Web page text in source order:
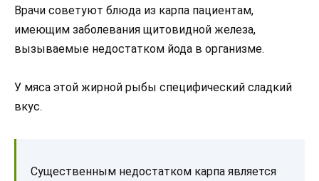
Врачи советуют блюда из карпа пациентам,
имеющим заболевания щитовидной железа,
вызываемые недостатком йода в организме.
У мяса этой жирной рыбы специфический сладкий
вкус.
Существенным недостатком карпа является